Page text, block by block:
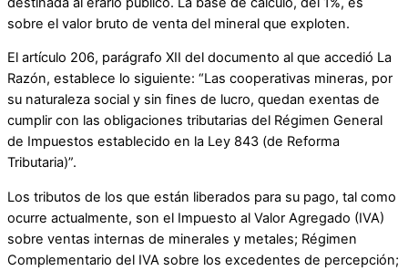
sobre el valor bruto de venta del mineral que exploten.
El artículo 206, parágrafo XII del documento al que accedió La
Razón, establece lo siguiente: “Las cooperativas mineras, por
su naturaleza social y sin fines de lucro, quedan exentas de
cumplir con las obligaciones tributarias del Régimen General
de Impuestos establecido en la Ley 843 (de Reforma
Tributaria)”.
Los tributos de los que están liberados para su pago, tal como
ocurre actualmente, son el Impuesto al Valor Agregado (IVA)
sobre ventas internas de minerales y metales; Régimen
Complementario del IVA sobre los excedentes de percepción;